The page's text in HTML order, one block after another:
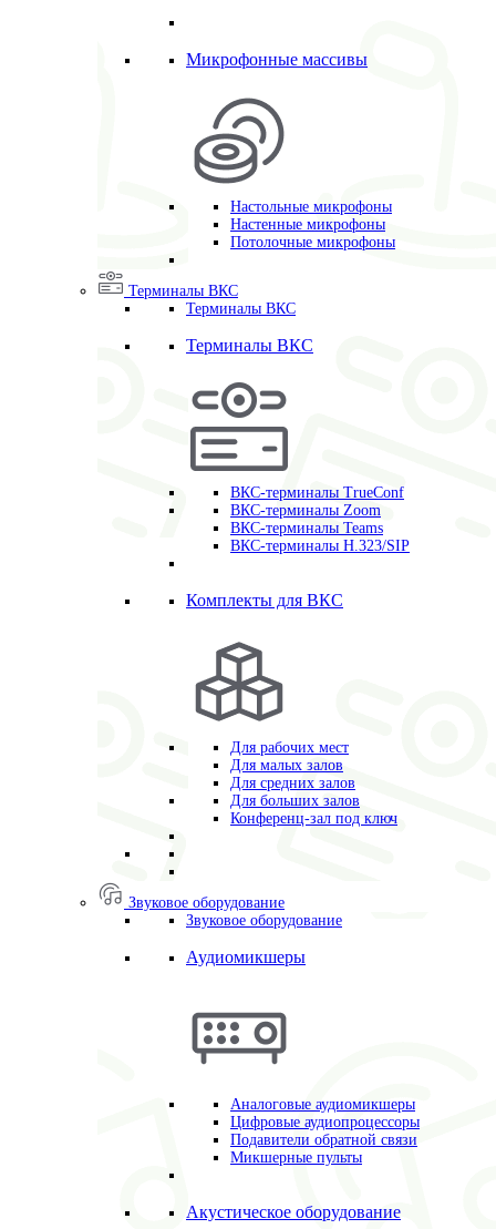
Микрофонные массивы
Настольные микрофоны
Настенные микрофоны
Потолочные микрофоны
Терминалы ВКС
Терминалы ВКС
Терминалы ВКС
ВКС-терминалы TrueConf
ВКС-терминалы Zoom
ВКС-терминалы Teams
ВКС-терминалы H.323/SIP
Комплекты для ВКС
Для рабочих мест
Для малых залов
Для средних залов
Для больших залов
Конференц-зал под ключ
Звуковое оборудование
Звуковое оборудование
Аудиомикшеры
Аналоговые аудиомикшеры
Цифровые аудиопроцессоры
Подавители обратной связи
Микшерные пульты
Акустическое оборудование